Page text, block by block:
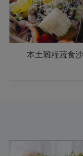
本土雜糧蔬食